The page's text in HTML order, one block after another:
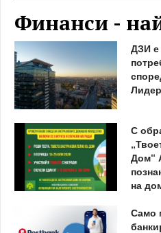
Финанси -
ДЗИ е
С
Дом“
на
Само